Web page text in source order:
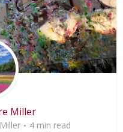
Miller
4 min read